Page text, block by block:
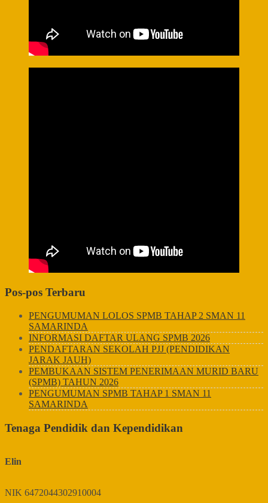
Pos-pos Terbaru
PENGUMUMAN LOLOS SPMB TAHAP 2 SMAN 11
SAMARINDA
INFORMASI DAFTAR ULANG SPMB 2026
PENDAFTARAN SEKOLAH PJJ (PENDIDIKAN
JARAK JAUH)
PEMBUKAAN SISTEM PENERIMAAN MURID BARU
(SPMB) TAHUN 2026
PENGUMUMAN SPMB TAHAP 1 SMAN 11
SAMARINDA
Tenaga Pendidik dan Kependidikan
Elin
NIK 6472044302910004